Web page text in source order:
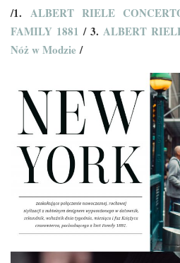
/1. ALBERT RIELE
FAMILY 1881 / 3.ALBERT
Nóż w Modzie /